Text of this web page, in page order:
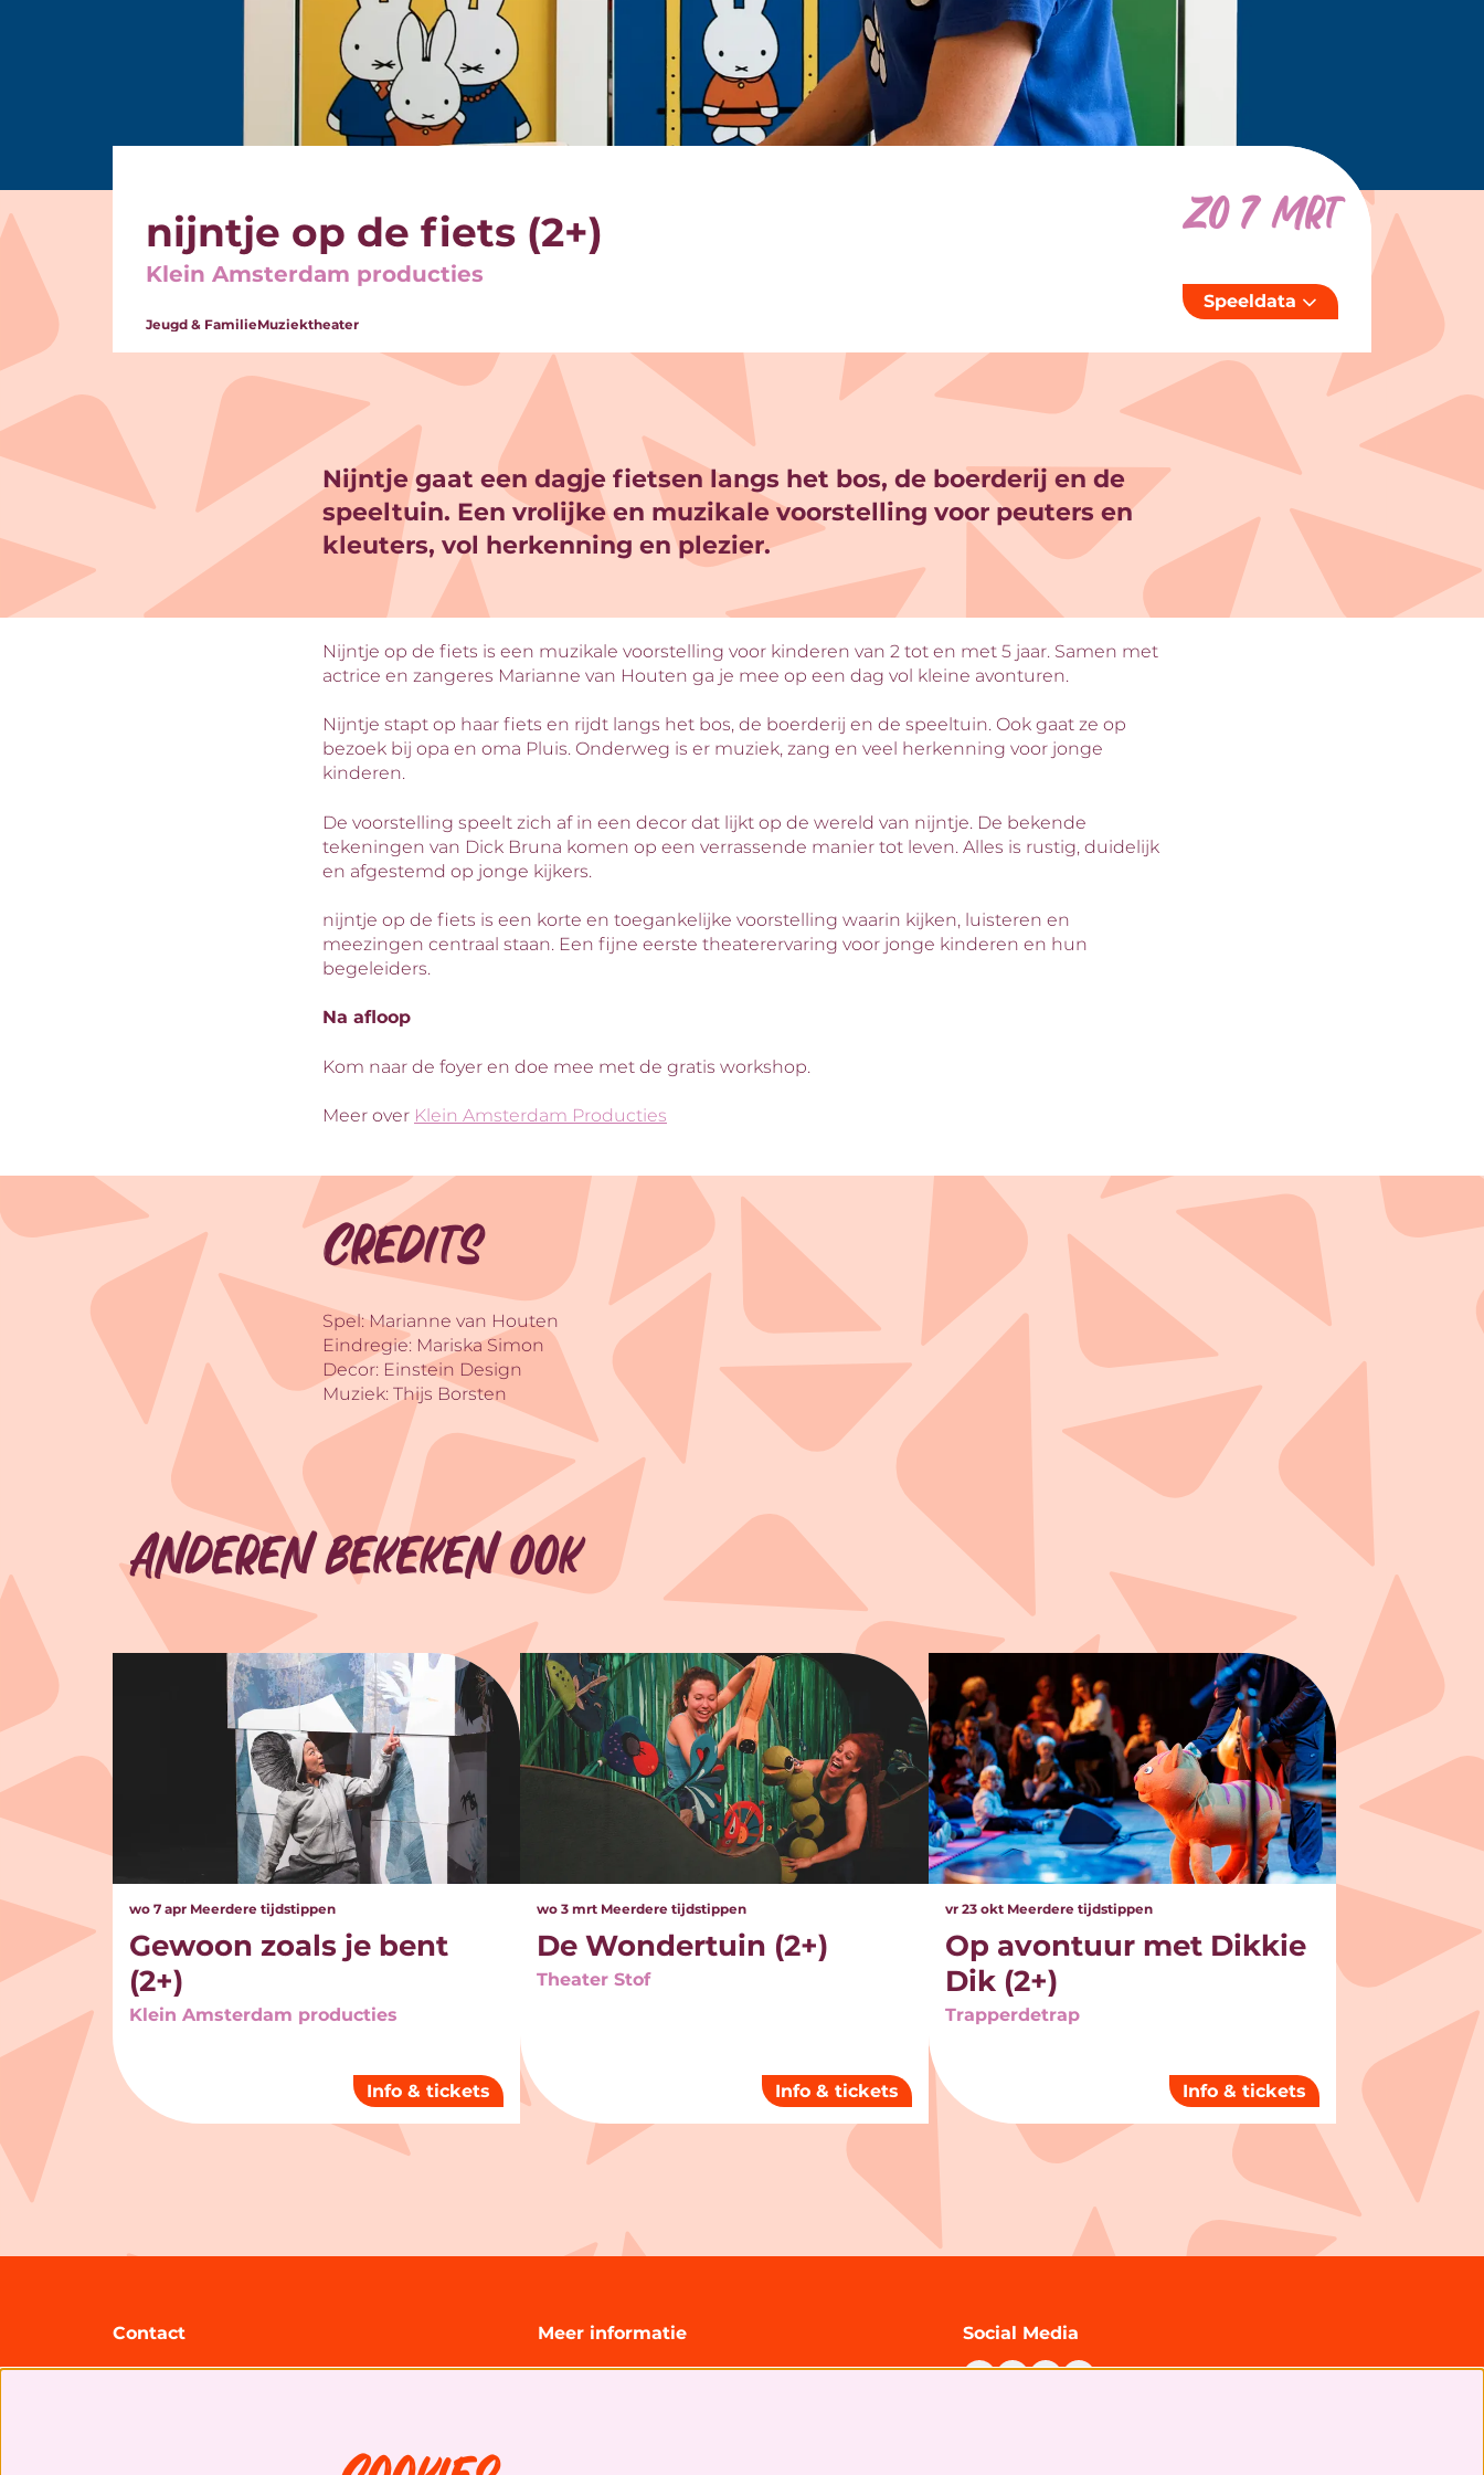
nijntje op de fiets (2+)
Klein Amsterdam producties
Jeugd & FamilieMuziektheater
zo 7 mrt
Speeldata
Nijntje gaat een dagje fietsen langs het bos, de boerderij en de
speeltuin. Een vrolijke en muzikale voorstelling voor peuters en
kleuters, vol herkenning en plezier.
Nijntje op de fiets is een muzikale voorstelling voor kinderen van 2 tot en met 5 jaar. Samen met
actrice en zangeres Marianne van Houten ga je mee op een dag vol kleine avonturen.
Nijntje stapt op haar fiets en rijdt langs het bos, de boerderij en de speeltuin. Ook gaat ze op
bezoek bij opa en oma Pluis. Onderweg is er muziek, zang en veel herkenning voor jonge
kinderen.
De voorstelling speelt zich af in een decor dat lijkt op de wereld van nijntje. De bekende
tekeningen van Dick Bruna komen op een verrassende manier tot leven. Alles is rustig, duidelijk
en afgestemd op jonge kijkers.
nijntje op de fiets is een korte en toegankelijke voorstelling waarin kijken, luisteren en
meezingen centraal staan. Een fijne eerste theaterervaring voor jonge kinderen en hun
begeleiders.
Na afloop
Kom naar de foyer en doe mee met de gratis workshop.
Meer over Klein Amsterdam Producties
Credits
Spel: Marianne van Houten
Eindregie: Mariska Simon
Decor: Einstein Design
Muziek: Thijs Borsten
Anderen bekeken ook
Overslaan
Gewoon zoals je bent
(2+)
Klein Amsterdam producties
wo 7 apr Meerdere tijdstippen
Info & tickets
De Wondertuin (2+)
Theater Stof
wo 3 mrt Meerdere tijdstippen
Info & tickets
Op avontuur met Dikkie
Dik (2+)
Trapperdetrap
vr 23 okt Meerdere tijdstippen
Info & tickets
Contact
Theater Zuidplein
Meer informatie
Technische informatie
Social Media